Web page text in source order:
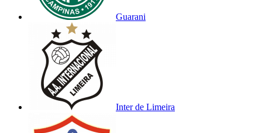
Guarani
Inter de Limeira